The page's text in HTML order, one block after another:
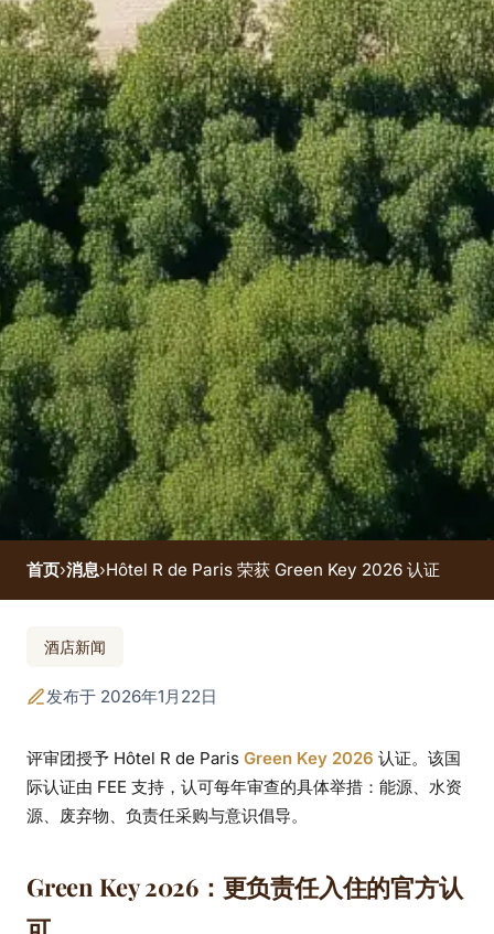
Hôtel R de Paris 荣获
Green Key 2026 认证
首页›消息›Hôtel R de Paris 荣获 Green Key 2026 认证
酒店新闻
发布于 2026年1月22日
评审团授予 Hôtel R de Paris Green Key 2026 认证。该国
际认证由 FEE 支持，认可每年审查的具体举措：能源、水资
源、废弃物、负责任采购与意识倡导。
Green Key 2026：更负责任入住的官方认